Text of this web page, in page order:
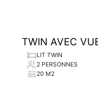
TWIN AVEC
LIT TWIN
2 PERSONNES
20 M2